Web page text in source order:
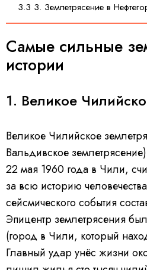
3.3 3. Землетрясение в
Самые сильные
истории
1. Великое
Великое Чилийское
Вальдивское
22 мая 1960 года в Чили,
за всю историю
сейсмического события
Эпицентр землетрясения
(город в Чили, который
Главный удар унёс жизни